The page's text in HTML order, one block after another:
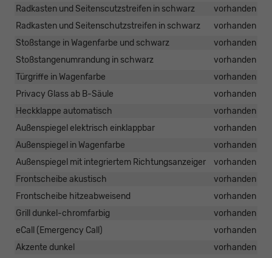
Radkasten und Seitenscutzstreifen in schwarz
vorhanden
Radkasten und Seitenschutzstreifen in schwarz
vorhanden
Stoßstange in Wagenfarbe und schwarz
vorhanden
Stoßstangenumrandung in schwarz
vorhanden
Türgriffe in Wagenfarbe
vorhanden
Privacy Glass ab B-Säule
vorhanden
Heckklappe automatisch
vorhanden
Außenspiegel elektrisch einklappbar
vorhanden
Außenspiegel in Wagenfarbe
vorhanden
Außenspiegel mit integriertem Richtungsanzeiger
vorhanden
Frontscheibe akustisch
vorhanden
Frontscheibe hitzeabweisend
vorhanden
Grill dunkel-chromfarbig
vorhanden
eCall (Emergency Call)
vorhanden
Akzente dunkel
vorhanden